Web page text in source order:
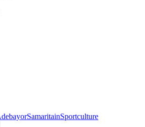
SamaritainSportculture